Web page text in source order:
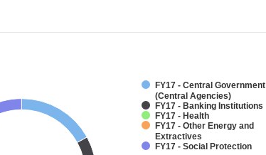
FY17 - Central Government
(Central Agencies)
FY17 - Banking Institutions
FY17 - Health
FY17 - Other Energy and
Extractives
FY17 - Social Protection